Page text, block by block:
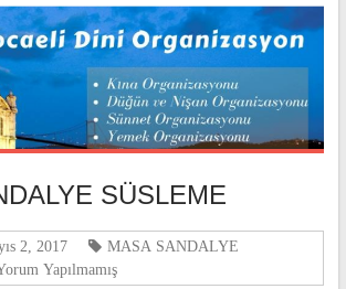
SÜSLEME
2, 2017
MASA SANDALYE
Yapılmamış